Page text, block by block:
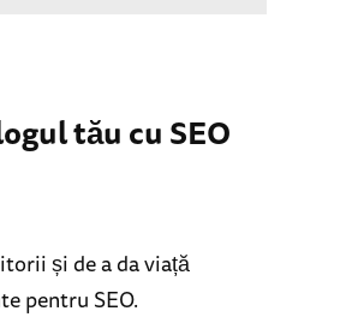
tău cu SEO
și de a da viață
pentru SEO.